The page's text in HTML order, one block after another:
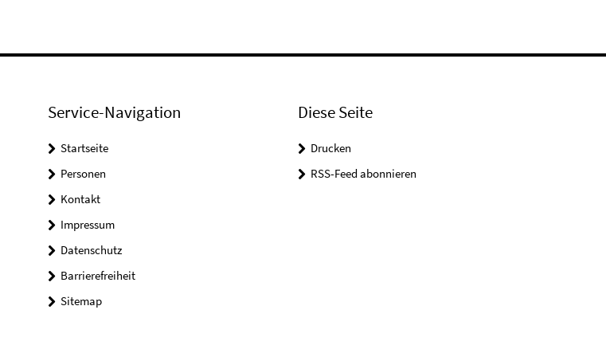
Service-Navigation
Startseite
Personen
Kontakt
Impressum
Datenschutz
Barrierefreiheit
Sitemap
Diese Seite
Drucken
RSS-Feed abonnieren